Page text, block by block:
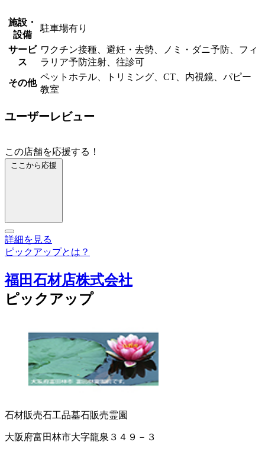
施設・
設備
駐車場有り
サービ
ス
ワクチン接種、避妊・去勢、ノミ・ダニ予防、フィ
ラリア予防注射、往診可
その他
ペットホテル、トリミング、CT、内視鏡、パピー
教室
ユーザーレビュー
この店舗を応援する！
ここから応援
詳細を見る
ピックアップとは？
福田石材店株式会社
ピックアップ
石材販売石工品墓石販売霊園
大阪府富田林市大字龍泉３４９－３